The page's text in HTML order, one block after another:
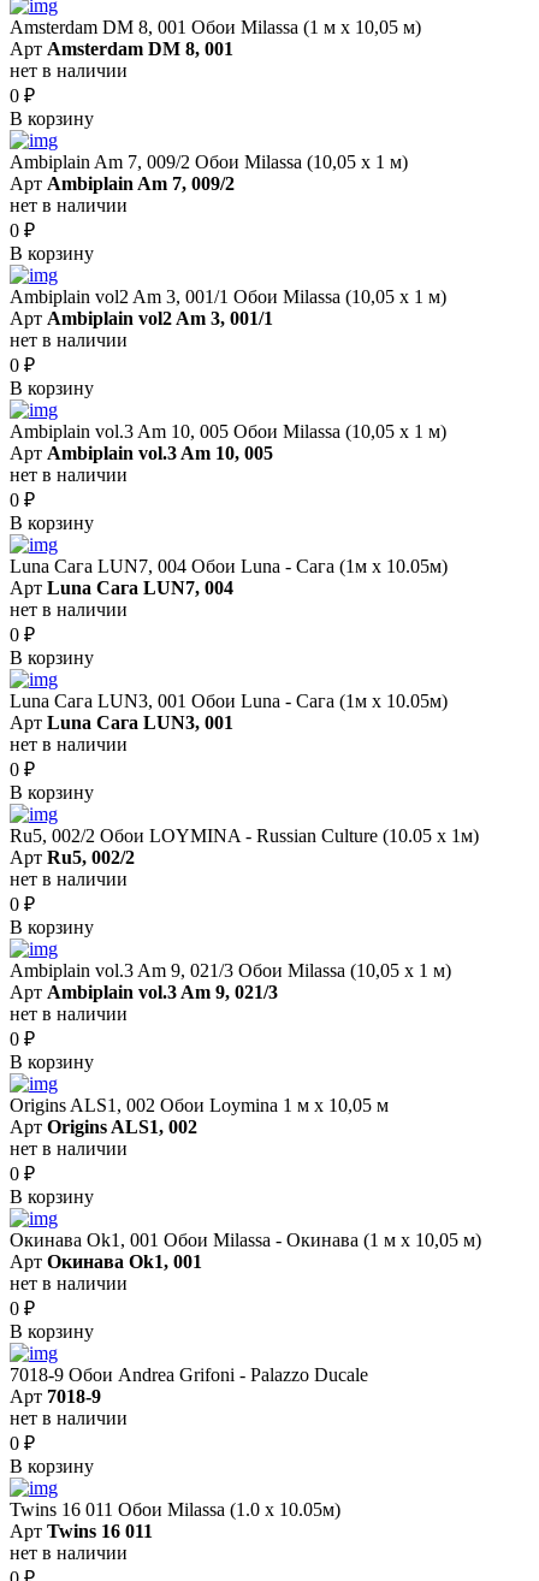
Amsterdam DM 8, 001 Обои Milassa (1 м х 10,05 м)
Арт Amsterdam DM 8, 001
нет в наличии
0 ₽
В корзину
Ambiplain Am 7, 009/2 Обои Milassa (10,05 х 1 м)
Арт Ambiplain Am 7, 009/2
нет в наличии
0 ₽
В корзину
Ambiplain vol2 Am 3, 001/1 Обои Milassa (10,05 х 1 м)
Арт Ambiplain vol2 Am 3, 001/1
нет в наличии
0 ₽
В корзину
Ambiplain vol.3 Am 10, 005 Обои Milassa (10,05 х 1 м)
Арт Ambiplain vol.3 Am 10, 005
нет в наличии
0 ₽
В корзину
Luna Сага LUN7, 004 Обои Luna - Сага (1м х 10.05м)
Арт Luna Сага LUN7, 004
нет в наличии
0 ₽
В корзину
Luna Сага LUN3, 001 Обои Luna - Сага (1м х 10.05м)
Арт Luna Сага LUN3, 001
нет в наличии
0 ₽
В корзину
Ru5, 002/2 Обои LOYMINA - Russian Culture (10.05 х 1м)
Арт Ru5, 002/2
нет в наличии
0 ₽
В корзину
Ambiplain vol.3 Am 9, 021/3 Обои Milassa (10,05 х 1 м)
Арт Ambiplain vol.3 Am 9, 021/3
нет в наличии
0 ₽
В корзину
Origins ALS1, 002 Обои Loymina 1 м х 10,05 м
Арт Origins ALS1, 002
нет в наличии
0 ₽
В корзину
Окинава Ok1, 001 Обои Milassa - Окинава (1 м х 10,05 м)
Арт Окинава Ok1, 001
нет в наличии
0 ₽
В корзину
7018-9 Обои Andrea Grifoni - Palazzo Ducale
Арт 7018-9
нет в наличии
0 ₽
В корзину
Twins 16 011 Обои Milassa (1.0 х 10.05м)
Арт Twins 16 011
нет в наличии